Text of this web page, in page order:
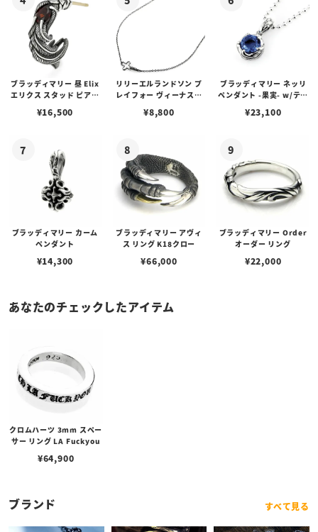
ブラッディマリー 昼 Elix
エリクス スタッド ピアス
¥16,500
リリーエルランドソン プ
レイフォー ヴィーナスチ
¥8,800
ブラッディマリー ネッリ
ペンダント -果実- w/ティ
¥23,100
ブラッディマリー カーム
ペンダント
¥14,300
ブラッディマリー アヴィ
ス リング K18クロー
¥66,000
ブラッディマリー Order
オーダー リング
¥22,000
あなたのチェックしたアイテム
クロムハーツ 3mm スペー
サー リング LA Fuckyou
¥64,900
ブランド すべて見る